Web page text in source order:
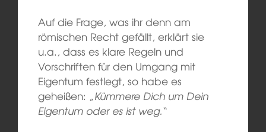
Auf die Frage, was ihr denn am
römischen Recht gefällt, erklärt sie
u.a., dass es klare Regeln und
Vorschriften für den Umgang mit
Eigentum festlegt, so habe es
geheißen: „Kümmere Dich um Dein
Eigentum oder es ist weg.“